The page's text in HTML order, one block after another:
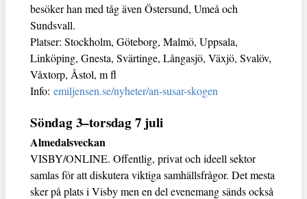
besöker han med tåg även Östersund, Umeå och
Sundsvall.
Platser: Stockholm, Göteborg, Malmö, Uppsala,
Linköping, Gnesta, Svärtinge, Långasjö, Växjö, Svalöv,
Våxtorp, Åstol, m fl
Info: emiljensen.se/nyheter/an-susar-skogen
Söndag 3–torsdag 7 juli
Almedalsveckan
VISBY/ONLINE. Offentlig, privat och ideell sektor
samlas för att diskutera viktiga samhällsfrågor. Det mesta
sker på plats i Visby men en del evenemang sänds också